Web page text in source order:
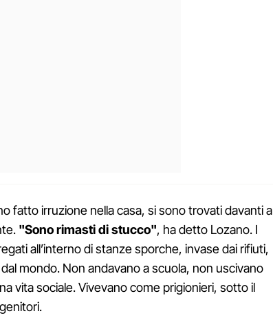
fatto irruzione nella casa, si sono trovati davanti a
"Sono rimasti di stucco", ha detto Lozano. I
all’interno di stanze sporche, invase dai rifiuti,
mondo. Non andavano a scuola, non uscivano
vita sociale. Vivevano come prigionieri, sotto il